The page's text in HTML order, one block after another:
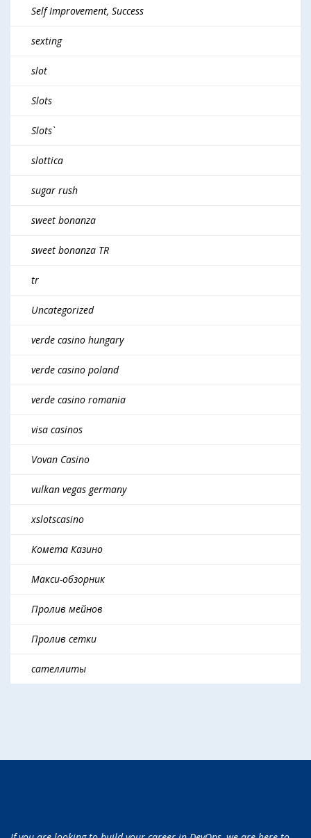
Self Improvement, Success
sexting
slot
Slots
Slots`
slottica
sugar rush
sweet bonanza
sweet bonanza TR
tr
Uncategorized
verde casino hungary
verde casino poland
verde casino romania
visa casinos
Vovan Casino
vulkan vegas germany
xslotscasino
Комета Казино
Макси-обзорник
Пролив мейнов
Пролив сетки
сателлиты